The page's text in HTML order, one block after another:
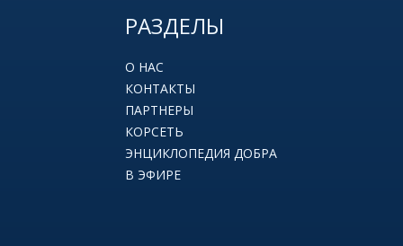
РАЗДЕЛЫ
О НАС
КОНТАКТЫ
ПАРТНЕРЫ
КОРСЕТЬ
ЭНЦИКЛОПЕДИЯ ДОБРА
В ЭФИРЕ